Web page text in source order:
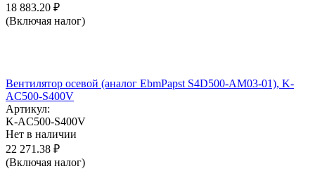
18 883.20 ₽
(Включая налог)
Вентилятор осевой (аналог EbmPapst S4D500-AM03-01), K-
AC500-S400V
Артикул:
K-AC500-S400V
Нет в наличии
22 271.38 ₽
(Включая налог)